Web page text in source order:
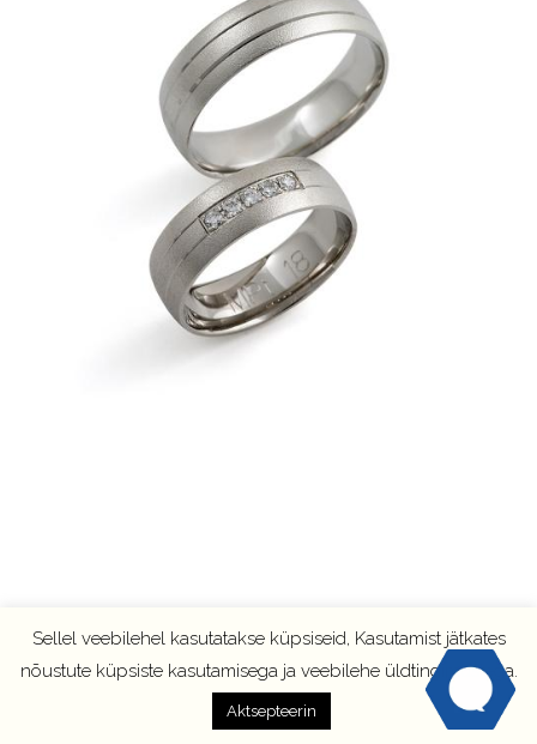
Sellel veebilehel kasutatakse küpsiseid, Kasutamist jätkates
nõustute küpsiste kasutamisega ja veebilehe üldtingimustega.
Aktsepteerin